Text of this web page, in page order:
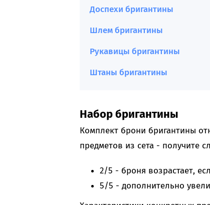
Доспехи бригантины
Шлем бригантины
Рукавицы бригантины
Штаны бригантины
Набор бригантины
Комплект брони бригантины
предметов из сета - получите
2/5 - броня возрастает,
5/5 - дополнительно